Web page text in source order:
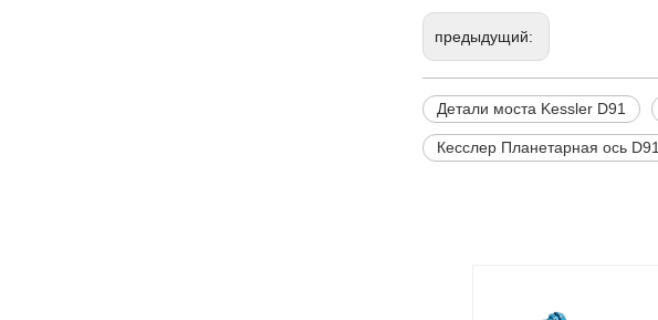
предыдущий:
Детали моста Kessler D91
Кесслер Планетарная ось D91